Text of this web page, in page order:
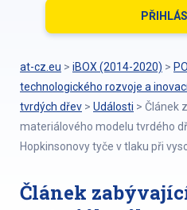
at-cz.eu > iBOX (2014-2020) >
technologického rozvoje a
tvrdých dřev > Události > Článek
materiálového modelu tvrdého
Hopkinsonovy tyče v tlaku při
Článek